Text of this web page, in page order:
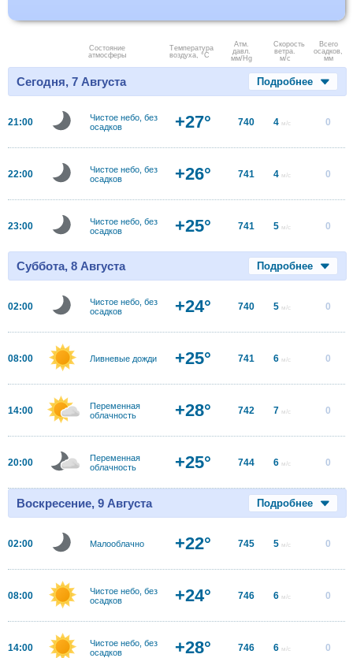
Состояние
атмосферы
Температура
воздуха, °C
Атм.
давл.
мм/Hg
Скорость
ветра.
м/с
Всего
осадков,
мм
Сегодня, 7 Августа Подробнее
21:00
Чистое небо, без
осадков
+27° 740 4 м/с 0
22:00
Чистое небо, без
осадков
+26° 741 4 м/с 0
23:00
Чистое небо, без
осадков
+25° 741 5 м/с 0
Суббота, 8 Августа Подробнее
02:00
Чистое небо, без
осадков
+24° 740 5 м/с 0
08:00 Ливневые дожди +25° 741 6 м/с 0
14:00
Переменная
облачность
+28° 742 7 м/с 0
20:00
Переменная
облачность
+25° 744 6 м/с 0
Воскресение, 9 Августа Подробнее
02:00 Малооблачно +22° 745 5 м/с 0
08:00
Чистое небо, без
осадков
+24° 746 6 м/с 0
14:00
Чистое небо, без
осадков
+28° 746 6 м/с 0